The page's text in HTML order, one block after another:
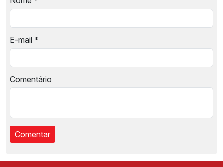
E-mail *
Comentário